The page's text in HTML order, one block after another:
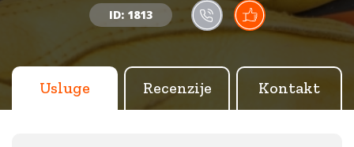
ID: 1813
Usluge Recenzije Kontakt